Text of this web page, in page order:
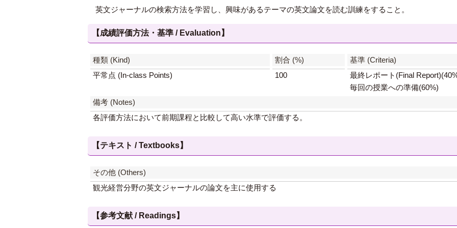
英文ジャーナルの検索方法を学習し、興味があるテーマの英文論文を読む訓練をすること。
【成績評価方法・基準 / Evaluation】
種類 (Kind) 割合 (%)
基準 (Criteria)
平常点 (In-class Points)
100
最終レポート(Final
毎回の授業への準備(60%)
備考 (Notes)
各評価方法において前期課程と比較して高い水準で評価する。
【テキスト / Textbooks】
その他 (Others)
観光経営分野の英文ジャーナルの論文を主に使用する
【参考文献 / Readings】